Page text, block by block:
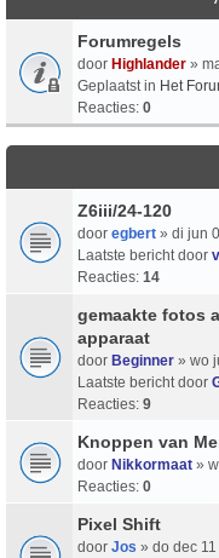
Forumregels
door Highlander »
Geplaatst in Het
Reacties: 0
Z6iii/24-120
door egbert » di jun
Laatste bericht door
Reacties: 14
gemaakte fotos
apparaat
door Beginner » wo
Laatste bericht door
Reacties: 9
Knoppen van
door Nikkormaat »
Reacties: 0
Pixel Shift
door Jos » do dec